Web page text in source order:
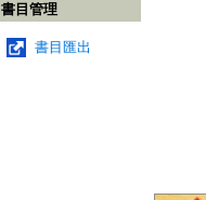
書目管理
書目匯出